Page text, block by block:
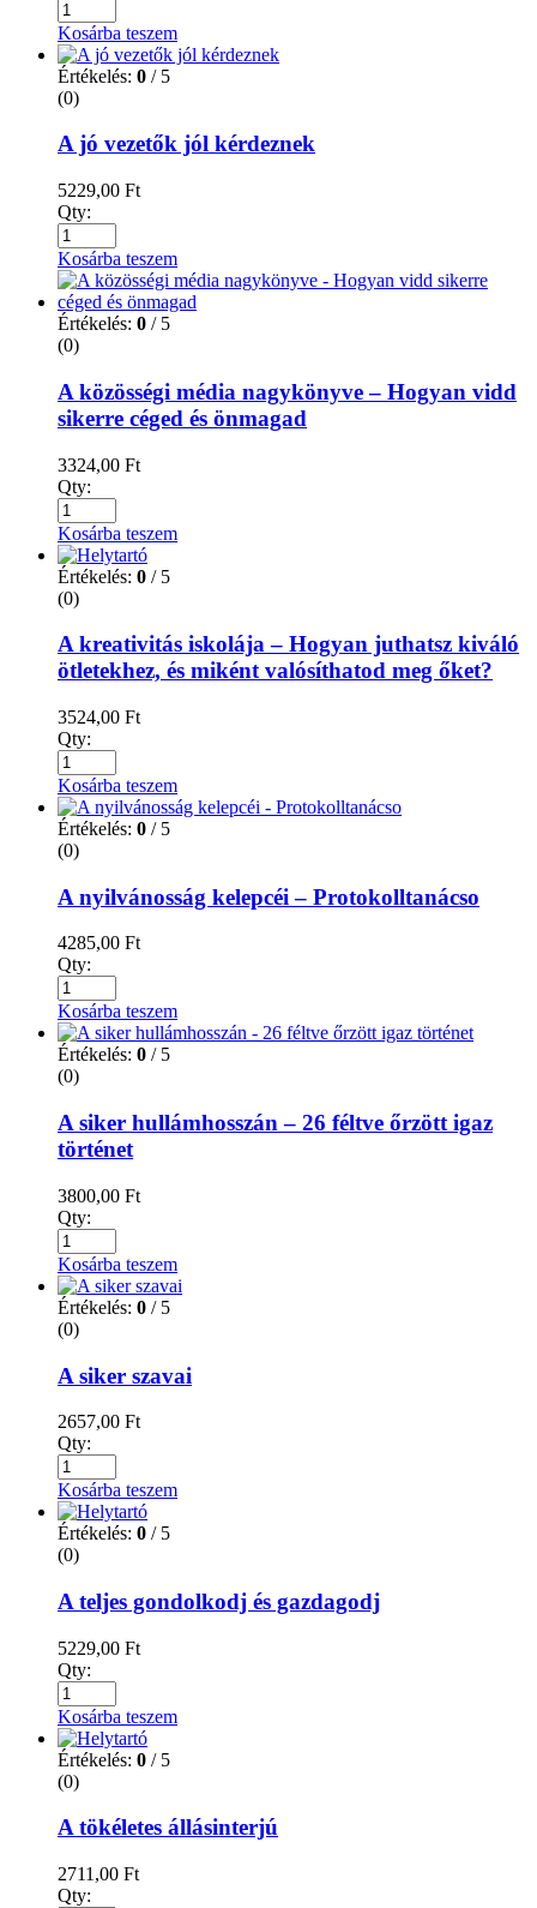
Kosárba teszem
Értékelés: 0 / 5
(0)
A jó vezetők jól kérdeznek
5229,00 Ft
Qty:
Kosárba teszem
Értékelés: 0 / 5
(0)
A közösségi média nagykönyve – Hogyan vidd
sikerre céged és önmagad
3324,00 Ft
Qty:
Kosárba teszem
Értékelés: 0 / 5
(0)
A kreativitás iskolája – Hogyan juthatsz kiváló
ötletekhez, és miként valósíthatod meg őket?
3524,00 Ft
Qty:
Kosárba teszem
Értékelés: 0 / 5
(0)
A nyilvánosság kelepcéi – Protokolltanácso
4285,00 Ft
Qty:
Kosárba teszem
Értékelés: 0 / 5
(0)
A siker hullámhosszán – 26 féltve őrzött igaz
történet
3800,00 Ft
Qty:
Kosárba teszem
Értékelés: 0 / 5
(0)
A siker szavai
2657,00 Ft
Qty:
Kosárba teszem
Értékelés: 0 / 5
(0)
A teljes gondolkodj és gazdagodj
5229,00 Ft
Qty:
Kosárba teszem
Értékelés: 0 / 5
(0)
A tökéletes állásinterjú
2711,00 Ft
Qty: